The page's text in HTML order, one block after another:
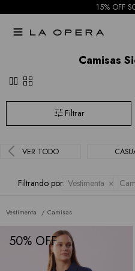
15% OFF

Camisas
pause grid_view
VER TODO
Filtrando por: Vestimenta
Vestimenta Camisas
50
Mallas
Sioni
Sophie
Hidden
Current
Air
Todas
las